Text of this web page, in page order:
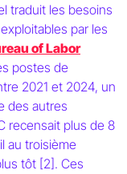
traduit les besoins
par les
of Labor
postes de
2021 et 2024, un
des autres
recensait plus de 8
au troisième
tôt [2]. Ces